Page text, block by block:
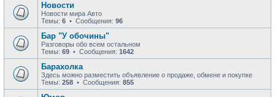
Новости
Новости мира Авто
Темы: 6 • Сообщения: 96
Бар "У обочины"
Разговоры обо всем остальном
Темы: 69 • Сообщения: 1642
Барахолка
Здесь можно разместить объявление о продаже, обмене и покупке
Темы: 258 • Сообщения: 855